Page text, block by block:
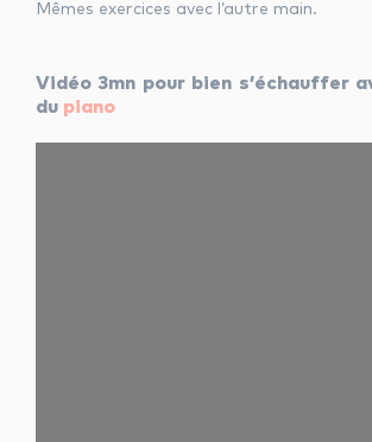
Mêmes exercices avec l’autre main.
Vidéo 3mn pour bien s’échauffer
du piano